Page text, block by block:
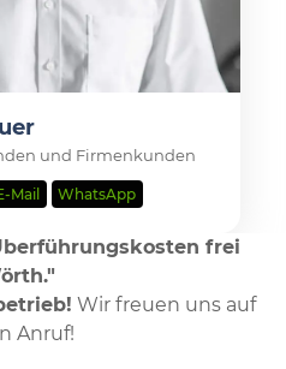
und Firmenkunden
Mail WhatsApp
frei
Wir freuen uns auf
Anruf!